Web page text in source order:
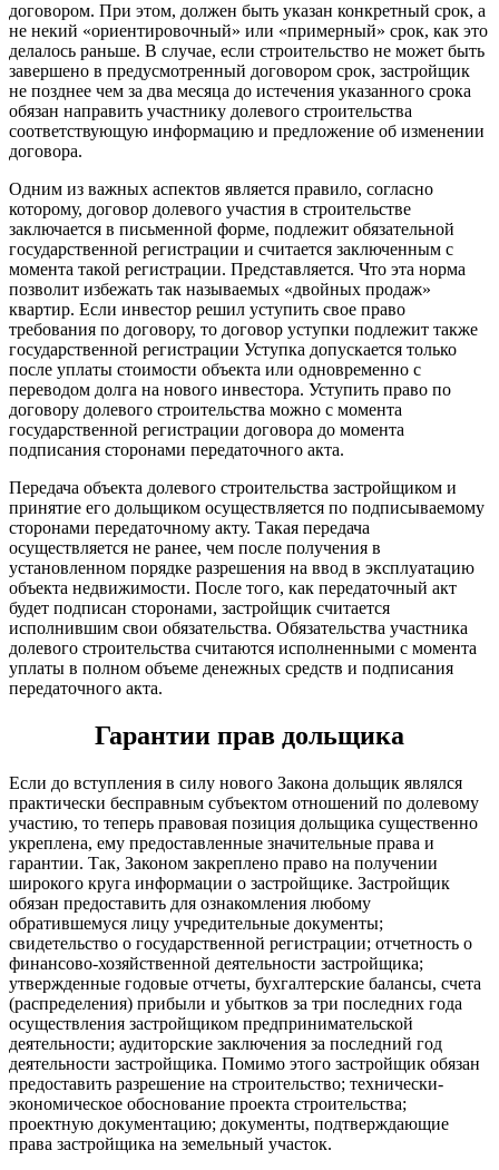
договором. При этом, должен быть указан конкретный срок, а
не некий «ориентировочный» или «примерный» срок, как это
делалось раньше. В случае, если строительство не может быть
завершено в предусмотренный договором срок, застройщик
не позднее чем за два месяца до истечения указанного срока
обязан направить участнику долевого строительства
соответствующую информацию и предложение об изменении
договора.
Одним из важных аспектов является правило, согласно
которому, договор долевого участия в строительстве
заключается в письменной форме, подлежит обязательной
государственной регистрации и считается заключенным с
момента такой регистрации. Представляется. Что эта норма
позволит избежать так называемых «двойных продаж»
квартир. Если инвестор решил уступить свое право
требования по договору, то договор уступки подлежит также
государственной регистрации Уступка допускается только
после уплаты стоимости объекта или одновременно с
переводом долга на нового инвестора. Уступить право по
договору долевого строительства можно с момента
государственной регистрации договора до момента
подписания сторонами передаточного акта.
Передача объекта долевого строительства застройщиком и
принятие его дольщиком осуществляется по подписываемому
сторонами передаточному акту. Такая передача
осуществляется не ранее, чем после получения в
установленном порядке разрешения на ввод в эксплуатацию
объекта недвижимости. После того, как передаточный акт
будет подписан сторонами, застройщик считается
исполнившим свои обязательства. Обязательства участника
долевого строительства считаются исполненными с момента
уплаты в полном объеме денежных средств и подписания
передаточного акта.
Гарантии прав дольщика
Если до вступления в силу нового Закона дольщик являлся
практически бесправным субъектом отношений по долевому
участию, то теперь правовая позиция дольщика существенно
укреплена, ему предоставленные значительные права и
гарантии. Так, Законом закреплено право на получении
широкого круга информации о застройщике. Застройщик
обязан предоставить для ознакомления любому
обратившемуся лицу учредительные документы;
свидетельство о государственной регистрации; отчетность о
финансово-хозяйственной деятельности застройщика;
утвержденные годовые отчеты, бухгалтерские балансы, счета
(распределения) прибыли и убытков за три последних года
осуществления застройщиком предпринимательской
деятельности; аудиторские заключения за последний год
деятельности застройщика. Помимо этого застройщик обязан
предоставить разрешение на строительство; технически-
экономическое обоснование проекта строительства;
проектную документацию; документы, подтверждающие
права застройщика на земельный участок.